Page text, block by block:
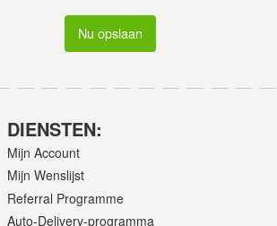
Nu opslaan
DIENSTEN:
Mijn Account
Mijn Wenslijst
Referral Programme
Auto-Delivery-programma